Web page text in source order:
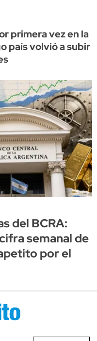
primera vez en la
país volvió a subir
del BCRA:
semanal de
por el